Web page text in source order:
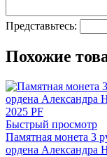
Представьтесь:
Похожие
Быстрый просмотр
Памятная монета 3
ордена Александра